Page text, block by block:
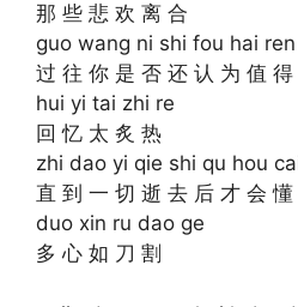
那 些 悲 欢 离 合
guo wang ni shi fou hai
过 往 你 是 否 还 认 为 值 得
hui yi tai zhi re
回 忆 太 炙 热
zhi dao yi qie shi qu hou
直 到 一 切 逝 去 后 才 会 懂
duo xin ru dao ge
多 心 如 刀 割